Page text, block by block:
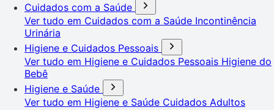
Cuidados com a Saúde
Ver tudo em Cuidados com a Saúde Incontinência
Urinária
Higiene e Cuidados Pessoais
Ver tudo em Higiene e Cuidados Pessoais Higiene do
Bebê
Higiene e Saúde
Ver tudo em Higiene e Saúde Cuidados Adultos